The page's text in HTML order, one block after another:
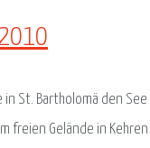
St. Bartholomä den
freien Gelände in